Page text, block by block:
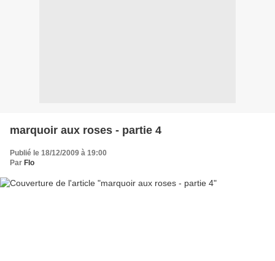
marquoir aux roses - partie 4
Publié le 18/12/2009 à 19:00
Par Flo